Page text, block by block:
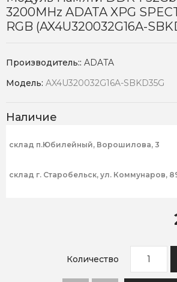
3200MHz ADATA XPG
RGB (AX4U320032G16A-
Производитель:: ADATA
Модель: AX4U320032G16A-SBKD35G
Наличие
склад п.Юбилейный, Ворошилова, 3
склад г. Старобельск, ул. Коммунаров,
Количество